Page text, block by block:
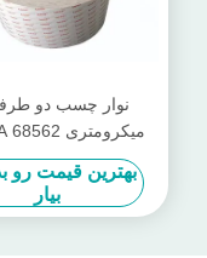
اکریلیک چسبناک برای
هوا در فضای
بهترین قیمت
بیار